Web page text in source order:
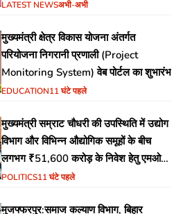
सुनिश्चित करने के दिए निर्देश
LATEST NEWSअभी-अभी
मुख्यमंत्री क्षेत्र विकास योजना अंतर्गत
परियोजना निगरानी प्रणाली (Project
Monitoring System) वेब पोर्टल का शुभारंभ
EDUCATION11 घंटे पहले
मुख्यमंत्री सम्राट चौधरी की उपस्थिति में उद्योग
विभाग और विभिन्न औद्योगिक समूहों के बीच
लगभग ₹51,600 करोड़ के निवेश हेतु एमओयू
(MoU) पर हस्ताक्षर
POLITICS11 घंटे पहले
मुजफ्फरपुर:समाज कल्याण विभाग, बिहार